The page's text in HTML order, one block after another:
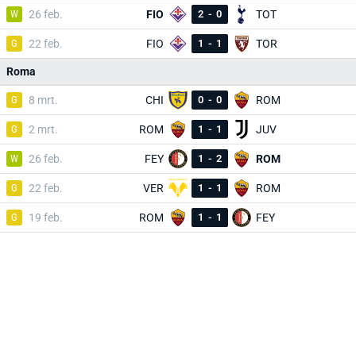
W 26 feb. FIO 2 - 0 TOT
G 22 feb. FIO 1 - 1 TOR
Roma
G 8 mrt. CHI 0 - 0 ROM
G 2 mrt. ROM 1 - 1 JUV
W 26 feb. FEY 1 - 2 ROM
G 22 feb. VER 1 - 1 ROM
G 19 feb. ROM 1 - 1 FEY